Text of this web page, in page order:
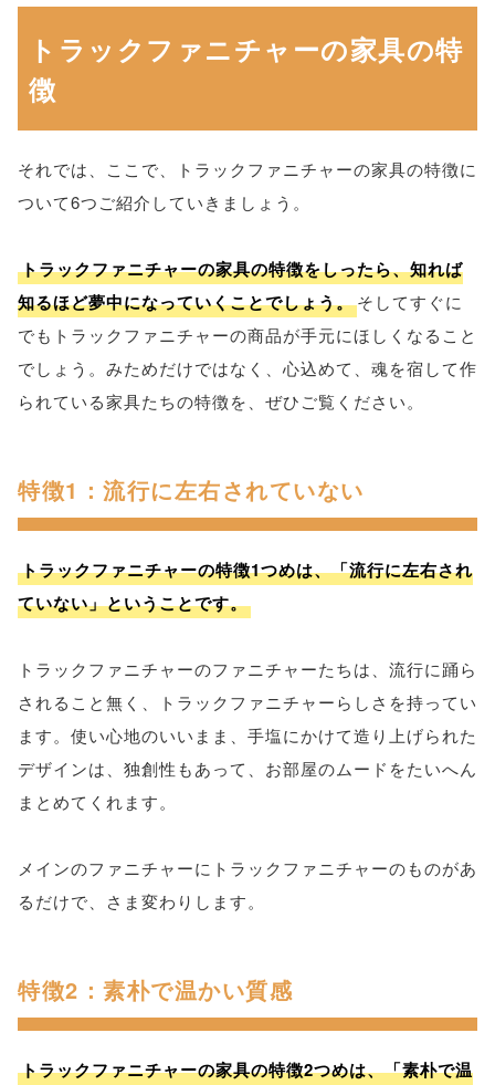
トラックファニチャーの家具の特
徴
それでは、ここで、トラックファニチャーの家具の特徴に
ついて6つご紹介していきましょう。
トラックファニチャーの家具の特徴をしったら、知れば
知るほど夢中になっていくことでしょう。そしてすぐに
でもトラックファニチャーの商品が手元にほしくなること
でしょう。みためだけではなく、心込めて、魂を宿して作
られている家具たちの特徴を、ぜひご覧ください。
特徴1：流行に左右されていない
トラックファニチャーの特徴1つめは、「流行に左右され
ていない」ということです。
トラックファニチャーのファニチャーたちは、流行に踊ら
されること無く、トラックファニチャーらしさを持ってい
ます。使い心地のいいまま、手塩にかけて造り上げられた
デザインは、独創性もあって、お部屋のムードをたいへん
まとめてくれます。
メインのファニチャーにトラックファニチャーのものがあ
るだけで、さま変わりします。
特徴2：素朴で温かい質感
トラックファニチャーの家具の特徴2つめは、「素朴で温